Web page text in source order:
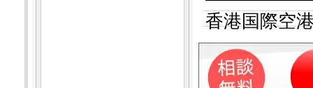
香港国際空